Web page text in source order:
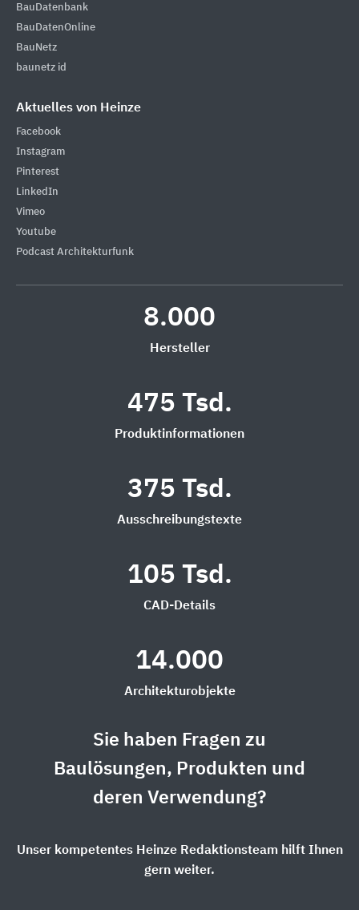
BauDatenbank
BauDatenOnline
BauNetz
baunetz id
Aktuelles von Heinze
Facebook
Instagram
Pinterest
LinkedIn
Vimeo
Youtube
Podcast Architekturfunk
8.000
Hersteller
475 Tsd.
Produktinformationen
375 Tsd.
Ausschreibungstexte
105 Tsd.
CAD-Details
14.000
Architekturobjekte
Sie haben Fragen zu
Baulösungen, Produkten und
deren Verwendung?
Unser kompetentes Heinze Redaktionsteam hilft Ihnen
gern weiter.